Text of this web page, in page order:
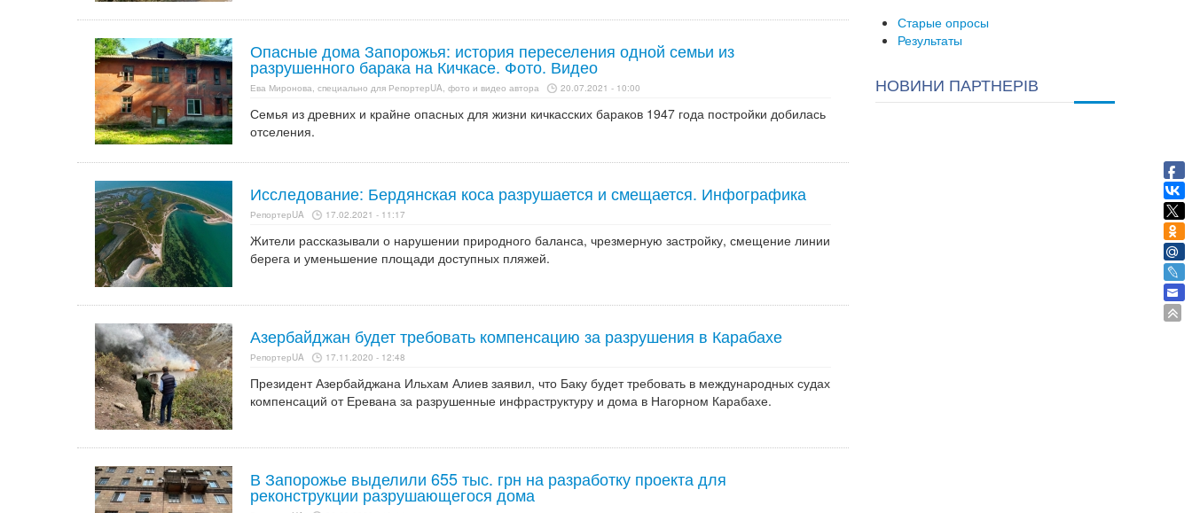
Опасные дома Запорожья: история переселения одной семьи из
разрушенного барака на Кичкасе. Фото. Видео
Ева Миронова, специально для РепортерUA, фото и видео автора 20.07.2021 - 10:00
Семья из древних и крайне опасных для жизни кичкасских бараков 1947 года постройки добилась
отселения.
Исследование: Бердянская коса разрушается и смещается. Инфографика
РепортерUA 17.02.2021 - 11:17
Жители рассказывали о нарушении природного баланса, чрезмерную застройку, смещение линии
берега и уменьшение площади доступных пляжей.
Азербайджан будет требовать компенсацию за разрушения в Карабахе
РепортерUA 17.11.2020 - 12:48
Президент Азербайджана Ильхам Алиев заявил, что Баку будет требовать в международных судах
компенсаций от Еревана за разрушенные инфраструктуру и дома в Нагорном Карабахе.
В Запорожье выделили 655 тыс. грн на разработку проекта для
реконструкции разрушающегося дома
Старые опросы
Результаты
НОВИНИ ПАРТНЕРІВ